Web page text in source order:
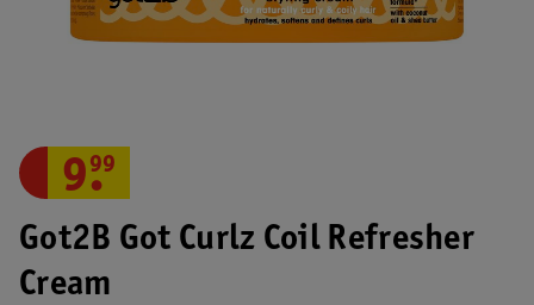
Got2B Got Curlz Coil Refresher
Cream
9.
99